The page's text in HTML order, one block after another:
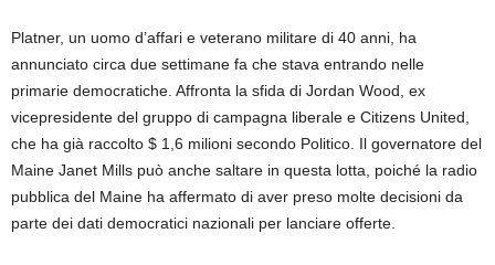
Platner, un uomo d’affari e veterano militare di 40 anni, ha
annunciato circa due settimane fa che stava entrando nelle
primarie democratiche. Affronta la sfida di Jordan Wood, ex
vicepresidente del gruppo di campagna liberale e Citizens United,
che ha già raccolto $ 1,6 milioni secondo Politico. Il governatore del
Maine Janet Mills può anche saltare in questa lotta, poiché la radio
pubblica del Maine ha affermato di aver preso molte decisioni da
parte dei dati democratici nazionali per lanciare offerte.